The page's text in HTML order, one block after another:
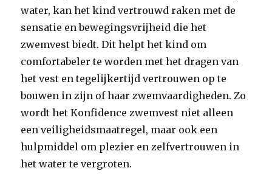
water, kan het kind vertrouwd raken met de
sensatie en bewegingsvrijheid die het
zwemvest biedt. Dit helpt het kind om
comfortabeler te worden met het dragen van
het vest en tegelijkertijd vertrouwen op te
bouwen in zijn of haar zwemvaardigheden. Zo
wordt het Konfidence zwemvest niet alleen
een veiligheidsmaatregel, maar ook een
hulpmiddel om plezier en zelfvertrouwen in
het water te vergroten.